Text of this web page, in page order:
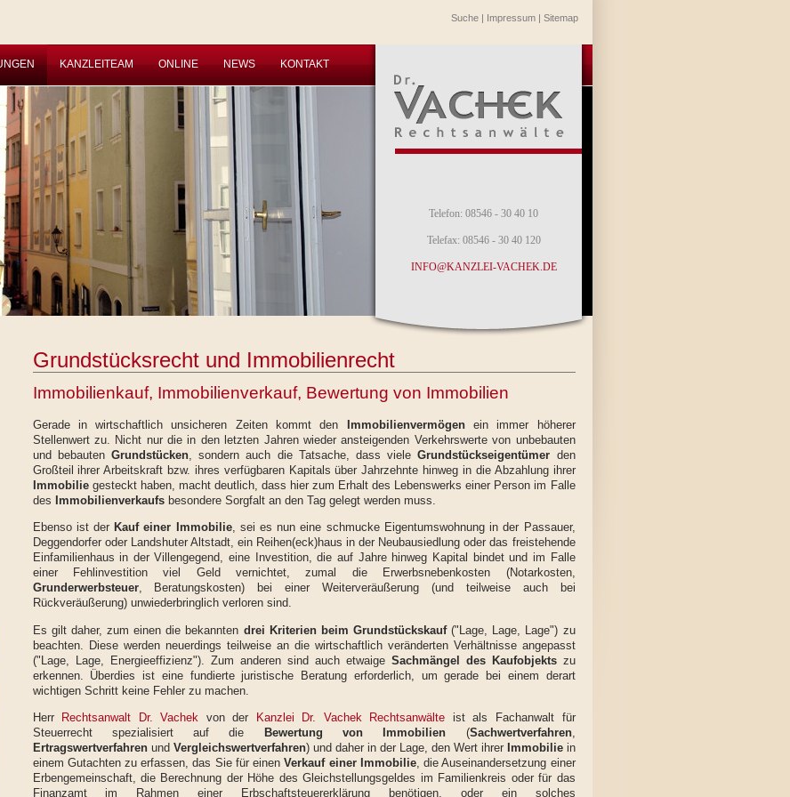
Suche| Impressum| Sitemap
KANZLEITEAM ONLINE NEWS KONTAKT
Telefon: 08546 - 30 40 10
Telefax: 08546 - 30 40 120
INFO@KANZLEI-VACHEK.DE
Grundstücksrecht und Immobilienrecht
Immobilienkauf, Immobilienverkauf, Bewertung von Immobilien
Gerade in wirtschaftlich unsicheren Zeiten kommt den Immobilienvermögenein immer höherer
Stellenwert zu. Nicht nur die in den letzten Jahren wieder ansteigenden Verkehrswerte von unbebauten
und bebauten Grundstücken, sondern auch die Tatsache, dass vieleGrundstückseigentümer den
Großteil ihrer Arbeitskraft bzw. ihres verfügbaren Kapitals über Jahrzehnte hinweg in die Abzahlung ihrer
Immobiliegesteckt haben, macht deutlich, dass hier zum Erhalt des Lebenswerks einer Person im Falle
des Immobilienverkaufsbesondere Sorgfalt an den Tag gelegt werden muss.
Ebenso ist der Kauf einer Immobilie, sei es nun eine schmucke Eigentumswohnung in der Passauer,
Deggendorfer oder Landshuter Altstadt, ein Reihen(eck)haus in der Neubausiedlung oder das freistehende
Einfamilienhaus in der Villengegend, eine Investition, die auf Jahre hinweg Kapital bindet und im Falle
einer Fehlinvestition viel Geld vernichtet, zumal die Erwerbsnebenkosten (Notarkosten,
Grunderwerbsteuer, Beratungskosten) bei einer Weiterveräußerung (und teilweise auch bei
Rückveräußerung) unwiederbringlich verloren sind.
Es gilt daher, zum einen die bekannten drei Kriterien beim Grundstückskauf("Lage, Lage, Lage") zu
beachten. Diese werden neuerdings teilweise an die wirtschaftlich veränderten Verhältnisse angepasst
("Lage, Lage, Energieeffizienz"). Zum anderen sind auch etwaige Sachmängel des Kaufobjektszu
erkennen. Überdies ist eine fundierte juristische Beratung erforderlich, um gerade bei einem derart
wichtigen Schritt keine Fehler zu machen.
Herr Rechtsanwalt Dr. Vachek von der Kanzlei Dr. Vachek Rechtsanwälte ist als Fachanwalt für
Steuerrecht spezialisiert auf die
Bewertung von Immobilien (Sachwertverfahren,
Ertragswertverfahrenund Vergleichswertverfahren) und daher in der Lage, den Wert ihrer Immobiliein
einem Gutachten zu erfassen, das Sie für einenVerkauf einer Immobilie, die Auseinandersetzung einer
Erbengemeinschaft, die Berechnung der Höhe des Gleichstellungsgeldes im Familienkreis oder für das
Finanzamt im Rahmen einer Erbschaftsteuererklärung benötigen, oder ein solches